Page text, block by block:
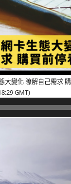
大變化 瞭解自己需求
GMT)